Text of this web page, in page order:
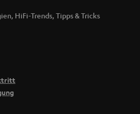
HiFi-Trends, Tipps & Tricks